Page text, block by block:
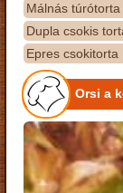
Málnás túrótorta
Dupla csokis
Epres csokitorta
Orsi a